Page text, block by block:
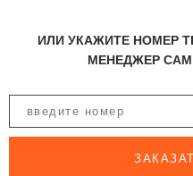
ИЛИ УКАЖИТЕ НОМЕР
МЕНЕДЖЕР